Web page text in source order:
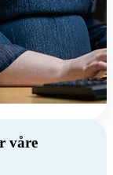
våre